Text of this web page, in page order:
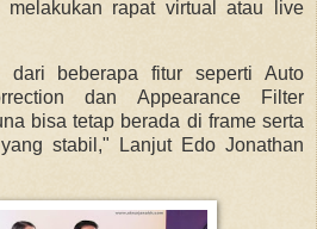
melakukan rapat virtual atau live
dari beberapa fitur seperti Auto
dan Appearance Filter
bisa tetap berada di frame serta
stabil," Lanjut Edo Jonathan